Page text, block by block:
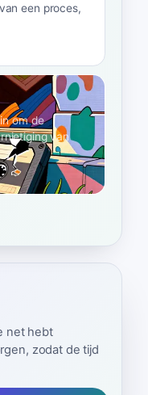
een proces,
om de
van
net hebt
zodat de tijd